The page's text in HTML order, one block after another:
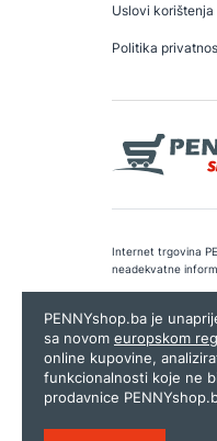
Uslovi korištenja
Politika
Internet trgovina
neadekvatne
Copyright ©
PENNYshop.ba je
sa novom europskom
online kupovine,
funkcionalnosti koje ne
prodavnice